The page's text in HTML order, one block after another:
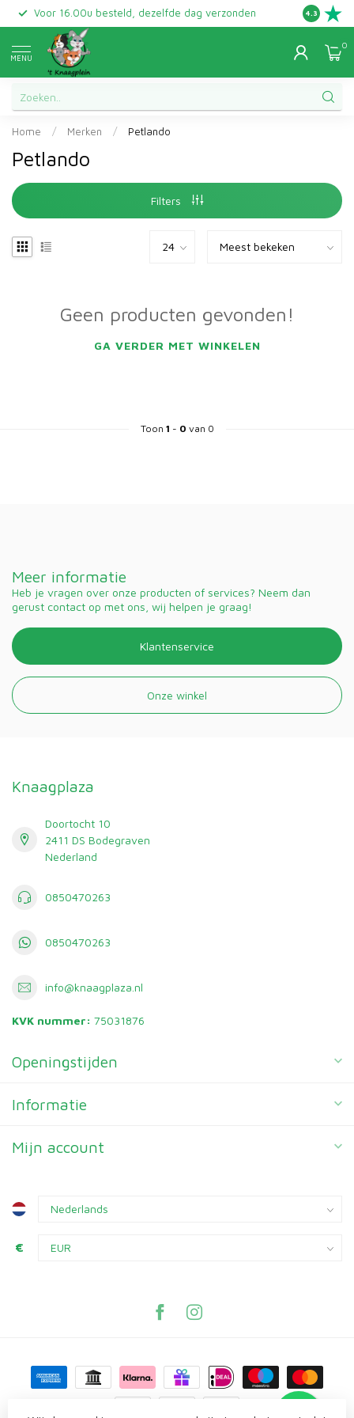
Voor 16.00u besteld, dezelfde dag verzonden Gratis
4.3
MENU
0
Home / Merken / Petlando
Petlando
Filters
Geen producten gevonden!
GA VERDER MET WINKELEN
Toon 1 - 0 van 0
Meer informatie
Heb je vragen over onze producten of services? Neem dan
gerust contact op met ons, wij helpen je graag!
Klantenservice
Onze winkel
Knaagplaza
Doortocht 10
2411 DS Bodegraven
Nederland
0850470263
0850470263
info@knaagplaza.nl
KVK nummer: 75031876
Openingstijden
Informatie
Mijn account
€